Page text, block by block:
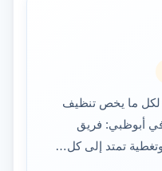
لكل ما يخص تنظيف
في أبوظبي: فريق
تمتد إلى كل…